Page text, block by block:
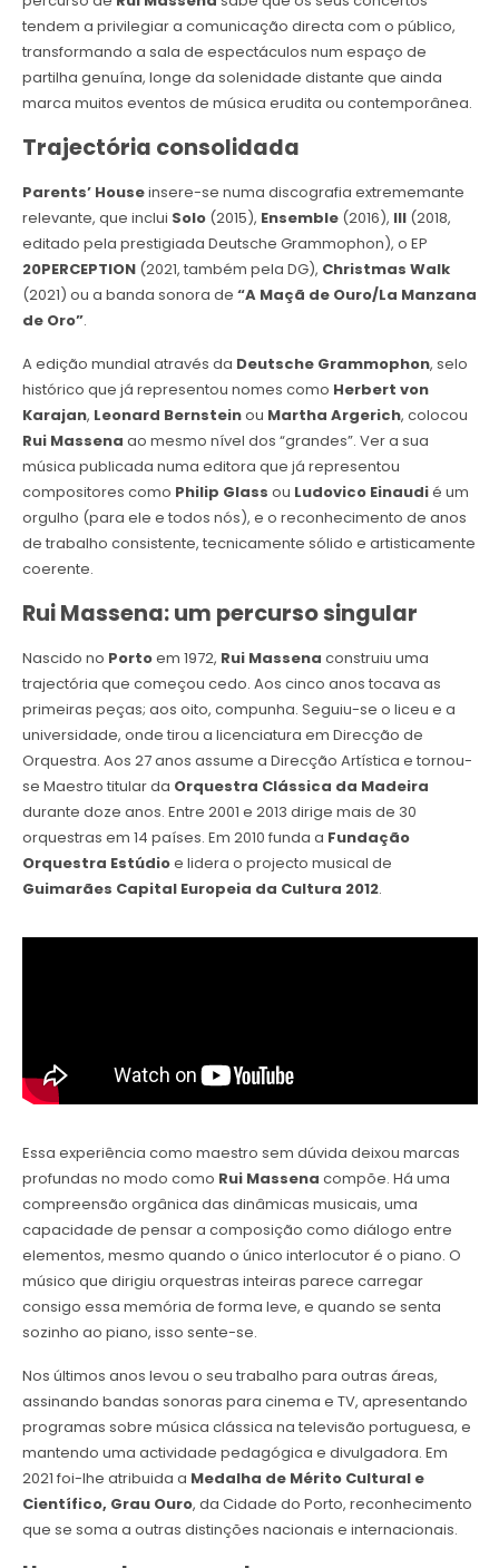
tendem a privilegiar a comunicação directa com o público,
transformando a sala de espectáculos num espaço de
partilha genuína, longe da solenidade distante que ainda
marca muitos eventos de música erudita ou contemporânea.
Trajectória consolidada
Parents’ Houseinsere-se numa discografia extrememante
relevante, que inclui Solo(2015), Ensemble(2016), III(2018,
editado pela prestigiada Deutsche Grammophon), o EP
20PERCEPTION(2021, também pela DG), Christmas Walk
(2021) ou a banda sonora de “A Maçã de Ouro/La Manzana
de Oro”.
A edição mundial através da Deutsche Grammophon, selo
histórico que já representou nomes como Herbert von
Karajan, Leonard Bernsteinou Martha Argerich, colocou
Rui Massena ao mesmo nível dos “grandes”. Ver a sua
música publicada numa editora que já representou
compositores como Philip Glass ou Ludovico Einaudié um
orgulho (para ele e todos nós), e o reconhecimento de anos
de trabalho consistente, tecnicamente sólido e artisticamente
coerente.
Rui Massena: um percurso singular
Nascido no Portoem 1972, Rui Massena construiu uma
trajectória que começou cedo. Aos cinco anos tocava as
primeiras peças; aos oito, compunha. Seguiu-se o liceu e a
universidade, onde tirou a licenciatura em Direcção de
Orquestra. Aos 27 anos assume a Direcção Artística e tornou-
se Maestro titular da Orquestra Clássica da Madeira
durante doze anos. Entre 2001 e 2013 dirige mais de 30
orquestras em 14 países. Em 2010 funda a Fundação
Orquestra Estúdioe lidera o projecto musical de
Guimarães Capital Europeia da Cultura 2012.
Essa experiência como maestro sem dúvida deixou marcas
profundas no modo como Rui Massena compõe. Há uma
compreensão orgânica das dinâmicas musicais, uma
capacidade de pensar a composição como diálogo entre
elementos, mesmo quando o único interlocutor é o piano. O
músico que dirigiu orquestras inteiras parece carregar
consigo essa memória de forma leve, e quando se senta
sozinho ao piano, isso sente-se.
Nos últimos anos levou o seu trabalho para outras áreas,
assinando bandas sonoras para cinema e TV, apresentando
programas sobre música clássica na televisão portuguesa, e
mantendo uma actividade pedagógica e divulgadora. Em
2021 foi-lhe atribuida a Medalha de Mérito Cultural e
Científico, Grau Ouro, da Cidade do Porto, reconhecimento
que se soma a outras distinções nacionais e internacionais.